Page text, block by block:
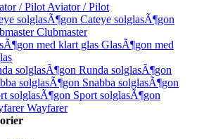
Aviator / Pilot
Cateye solglasÃ¶gon
Clubmaster
GlasÃ¶gon med
Runda solglasÃ¶gon
Snabba solglasÃ¶gon
Sport solglasÃ¶gon
Wayfarer